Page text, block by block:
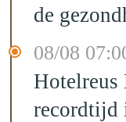
de
08/08
Hotelreus
recordtijd